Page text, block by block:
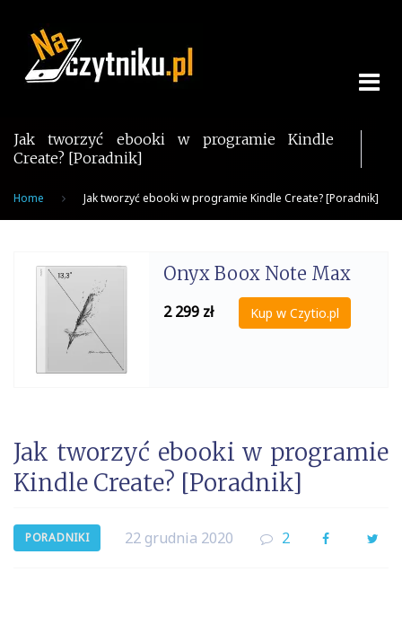
content
Jak tworzyć ebooki w programie Kindle
Create? [Poradnik]
Home Jak tworzyć ebooki w programie Kindle Create? [Poradnik]
Onyx Boox Note Max
2 299 zł Kup w Czytio.pl
Jak tworzyć ebooki w programie
Kindle Create? [Poradnik]
PORADNIKI 22 grudnia 2020 2 Facebook